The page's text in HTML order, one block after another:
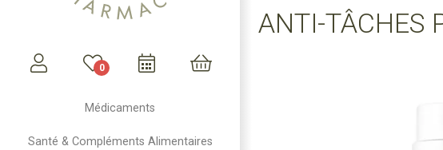
0
Médicaments
Santé & Compléments Alimentaires
ANTI-TÂCHES